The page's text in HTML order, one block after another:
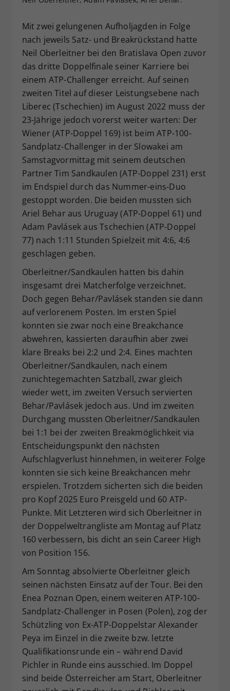
Mit zwei gelungenen Aufholjagden in Folge
nach jeweils Satz- und Breakrückstand hatte
Neil Oberleitner bei den Bratislava Open zuvor
das dritte Doppelfinale seiner Karriere bei
einem ATP-Challenger erreicht. Auf seinen
zweiten Titel auf dieser Leistungsebene nach
Liberec (Tschechien) im August 2022 muss der
23-Jährige jedoch vorerst weiter warten: Der
Wiener (ATP-Doppel 169) ist beim ATP-100-
Sandplatz-Challenger in der Slowakei am
Samstagvormittag mit seinem deutschen
Partner Tim Sandkaulen (ATP-Doppel 231) erst
im Endspiel durch das Nummer-eins-Duo
gestoppt worden. Die beiden mussten sich
Ariel Behar aus Uruguay (ATP-Doppel 61) und
Adam Pavlásek aus Tschechien (ATP-Doppel
77) nach 1:11 Stunden Spielzeit mit 4:6, 4:6
geschlagen geben.
Oberleitner/Sandkaulen hatten bis dahin
insgesamt drei Matcherfolge verzeichnet.
Doch gegen Behar/Pavlásek standen sie dann
auf verlorenem Posten. Im ersten Spiel
konnten sie zwar noch eine Breakchance
abwehren, kassierten daraufhin aber zwei
klare Breaks bei 2:2 und 2:4. Eines machten
Oberleitner/Sandkaulen, nach einem
zunichtegemachten Satzball, zwar gleich
wieder wett, im zweiten Versuch servierten
Behar/Pavlásek jedoch aus. Und im zweiten
Durchgang mussten Oberleitner/Sandkaulen
bei 1:1 bei der zweiten Breakmöglichkeit via
Entscheidungspunkt den nächsten
Aufschlagverlust hinnehmen, in weiterer Folge
konnten sie sich keine Breakchancen mehr
erspielen. Trotzdem sicherten sich die beiden
pro Kopf 2025 Euro Preisgeld und 60 ATP-
Punkte. Mit Letzteren wird sich Oberleitner in
der Doppelweltrangliste am Montag auf Platz
160 verbessern, bis dicht an sein Career High
von Position 156.
Am Sonntag absolvierte Oberleitner gleich
seinen nächsten Einsatz auf der Tour. Bei den
Enea Poznan Open, einem weiteren ATP-100-
Sandplatz-Challenger in Posen (Polen), zog der
Schützling von Ex-ATP-Doppelstar Alexander
Peya im Einzel in die zweite bzw. letzte
Qualifikationsrunde ein – während David
Pichler in Runde eins ausschied. Im Doppel
sind beide Österreicher am Start, Oberleitner
Zweck
Einstellungen. Unter anderem eine
zufällig generierte ID, für die
vorgenommen Einstellungen, falls der
Webseiten-Betreiber dies eingestellt
hat.